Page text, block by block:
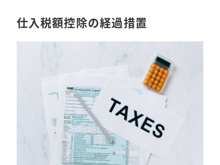
仕入税額控除の経過措置